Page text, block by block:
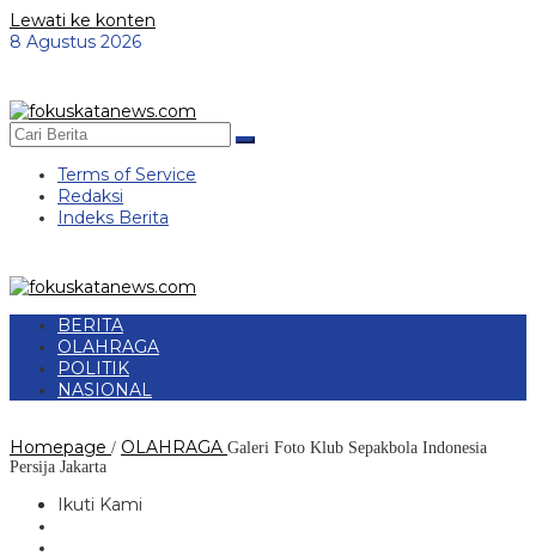
Lewati ke konten
8 Agustus 2026
Terms of Service
Redaksi
Indeks Berita
BERITA
OLAHRAGA
POLITIK
NASIONAL
Homepage / OLAHRAGA Galeri Foto Klub Sepakbola Indonesia
Persija Jakarta
Ikuti Kami